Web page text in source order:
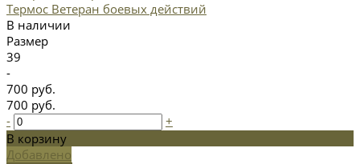
Термос Ветеран боевых действий
В наличии
Размер
39
-
700 руб.
700 руб.
-
+
В корзину
Добавлено